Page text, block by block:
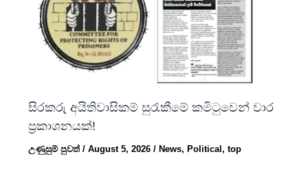
සිරකරු අයිතිවාසිකම් සුරැකීමේ කමිටුවෙන් වාර
ප්‍රකාශනයක්!
උණුසුම් පුවත්/August 5, 2026/ News, Political,top